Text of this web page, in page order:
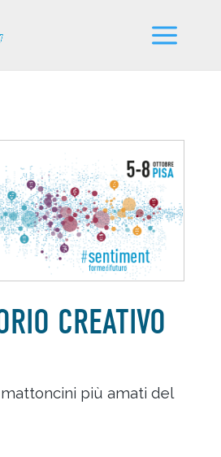
CREATIVO
più amati del